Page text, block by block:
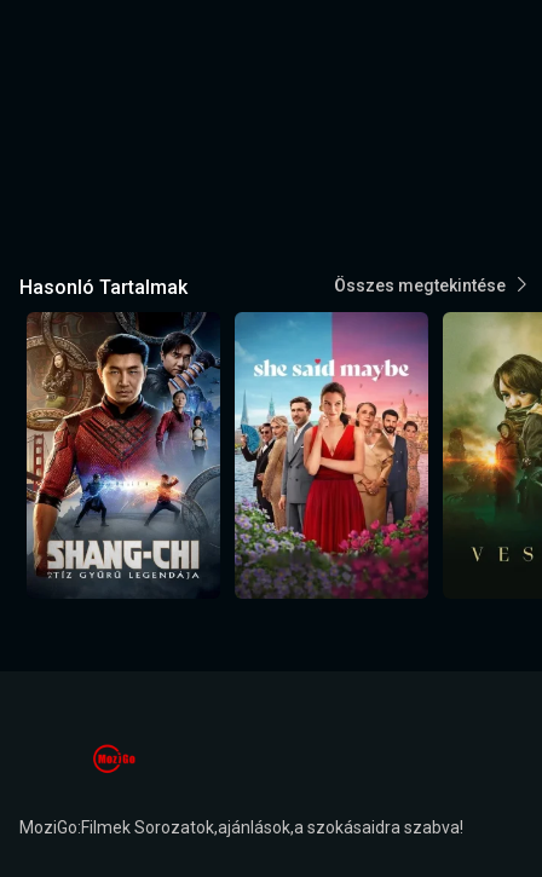
Hasonló Tartalmak Összes megtekintése
MoziGo:Filmek Sorozatok,ajánlások,a szokásaidra szabva!